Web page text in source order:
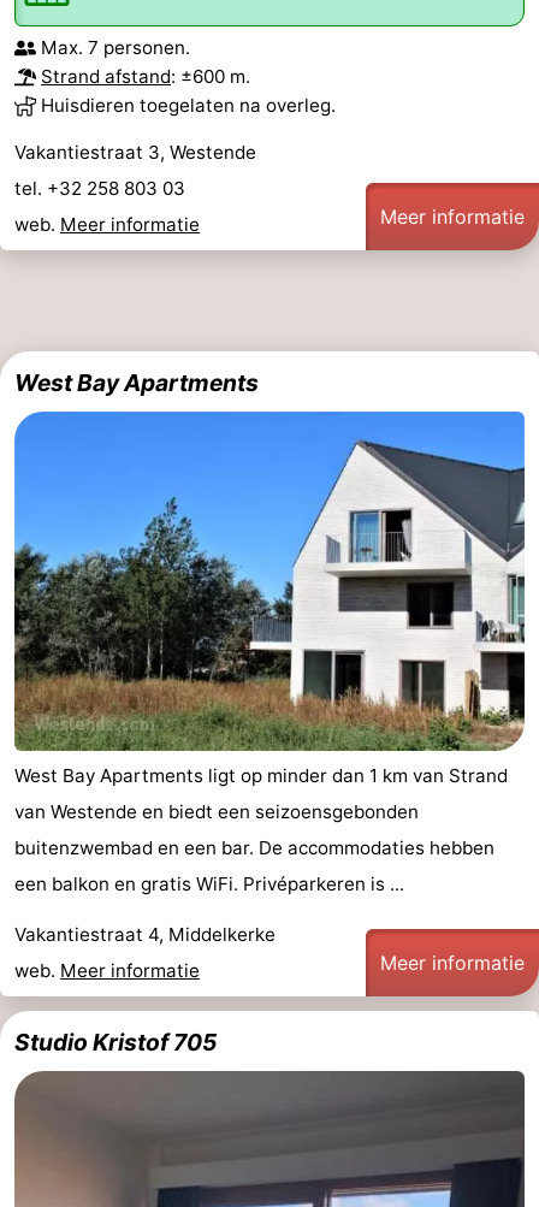
Max. 7 personen.
Strand afstand: ±600 m.
Huisdieren toegelaten na overleg.
Vakantiestraat 3, Westende
tel. +32 258 803 03
web. Meer informatie Meer informatie
West Bay Apartments
West Bay Apartments ligt op minder dan 1 km van Strand
van Westende en biedt een seizoensgebonden
buitenzwembad en een bar. De accommodaties hebben
een balkon en gratis WiFi. Privéparkeren is ...
Vakantiestraat 4, Middelkerke
web. Meer informatie Meer informatie
Studio Kristof 705